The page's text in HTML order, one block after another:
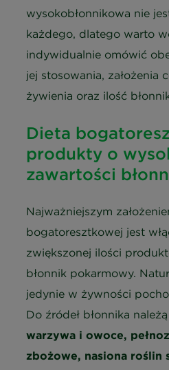
wysokobłonnikowa nie
każdego, dlatego warto
indywidualnie omówić
jej stosowania, założenia
żywienia oraz ilość
Dieta
produkty o
zawartości
Najważniejszym
bogatoresztkowej jest
zwiększonej ilości
błonnik pokarmowy.
jedynie w żywności
Do źródeł błonnika
warzywa i owoce,
zbożowe, nasiona roślin